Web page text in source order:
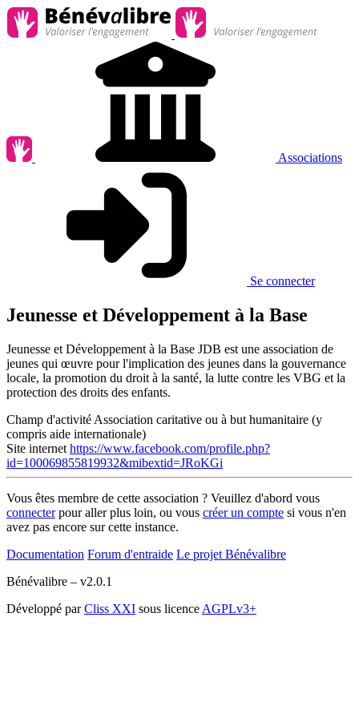
Associations
Se connecter
Jeunesse et Développement à la Base
Jeunesse et Développement à la Base JDB est une association de
jeunes qui œuvre pour l'implication des jeunes dans la gouvernance
locale, la promotion du droit à la santé, la lutte contre les VBG et la
protection des droits des enfants.
Champ d'activité Association caritative ou à but humanitaire (y
compris aide internationale)
Site internet https://www.facebook.com/profile.php?
id=100069855819932&mibextid=JRoKGi
Vous êtes membre de cette association ? Veuillez d'abord vous
connecterpour aller plus loin, ou vous créer un compte si vous n'en
avez pas encore sur cette instance.
Documentation Forum d'entraide Le projet Bénévalibre
Bénévalibre – v2.0.1
Développé parCliss XXI sous licence AGPLv3+